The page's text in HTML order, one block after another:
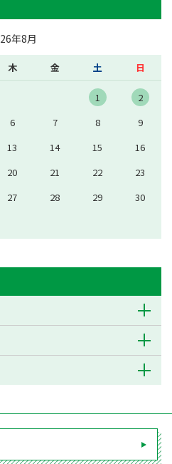
年8月
木 金 土 日
1
2
6 7 8
9
13 14 15
16
20 21 22
23
27 28 29
30